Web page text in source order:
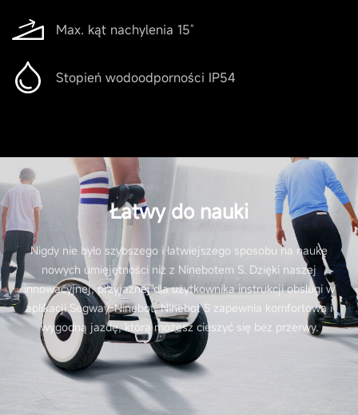
Max. kąt nachylenia 15˚
Stopień wodoodporności IP54
Łatwy do nauki
Nigdy nie było szybszego i łatwiejszego sposobu na naukę
nowych umięjętności niż z Ninebotem S. Dzięki naszej
innowacyjnej, przyjaznej dla użytkownika instrukcji obsługi w
aplikacji Segway-Ninebot, Ninebot S zapewnia komfortową i
wygodną jazdę, którą możesz cieszyć się bez przerwy.